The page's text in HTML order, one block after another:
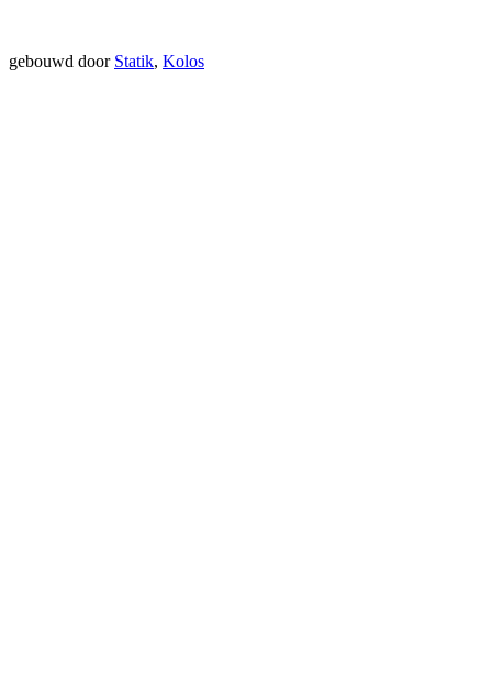
gebouwd door Statik, Kolos